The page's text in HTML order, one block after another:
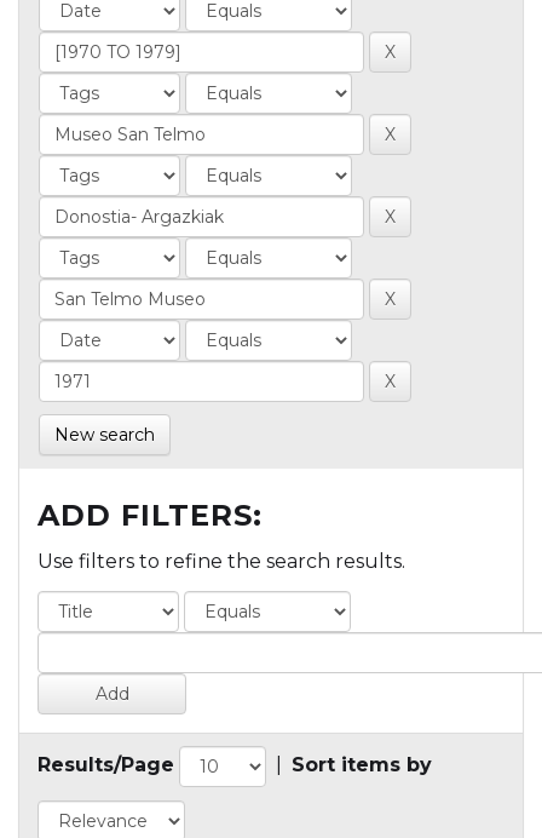
New search
ADD FILTERS:
Use filters to refine the search results.
Results/Page Sort items by